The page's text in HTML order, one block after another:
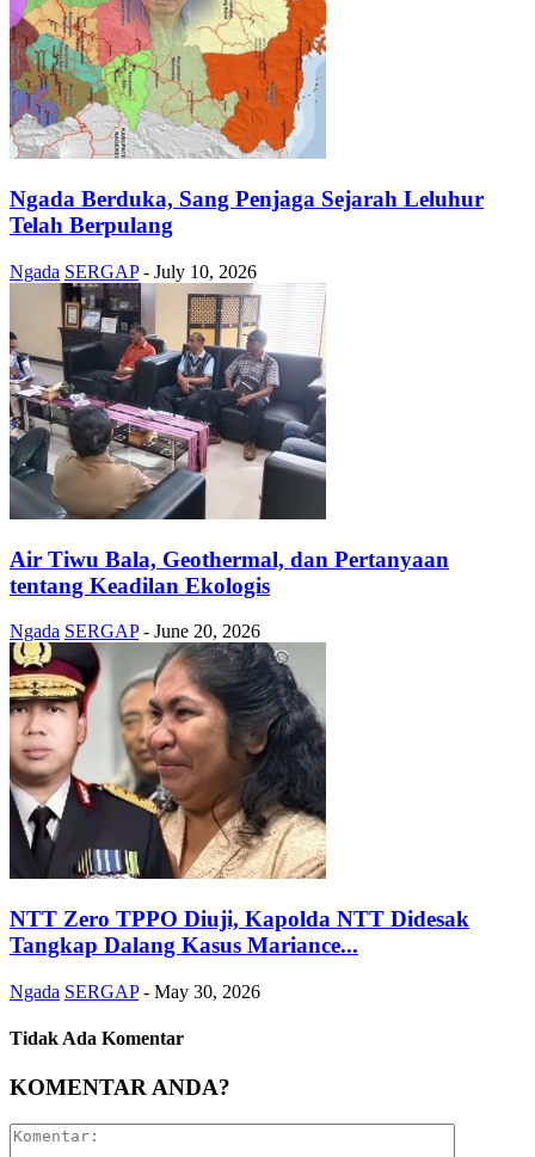
Ngada Berduka, Sang Penjaga Sejarah Leluhur
Telah Berpulang
Ngada SERGAP - July 10, 2026
Air Tiwu Bala, Geothermal, dan Pertanyaan
tentang Keadilan Ekologis
Ngada SERGAP - June 20, 2026
NTT Zero TPPO Diuji, Kapolda NTT Didesak
Tangkap Dalang Kasus Mariance...
Ngada SERGAP - May 30, 2026
Tidak Ada Komentar
KOMENTAR ANDA?